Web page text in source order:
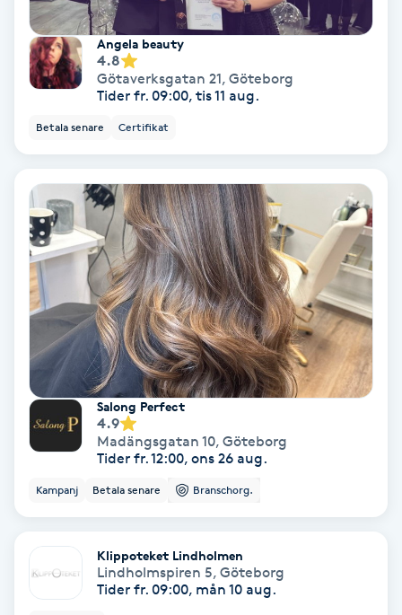
Kärlbehandling
Laserbehandling
Lashlift Keratin
LED-ljusterapi
Liktornar
LPG
LPG-behandling
LPG-massage
Luggklippning
Lymfmassage
Makeup
Angela beauty
4.8
Götaverksgatan 21, Göteborg
Tider fr. 09:00, tis 11 aug.
Betala senare Certifikat
Salong Perfect
4.9
Madängsgatan 10, Göteborg
Tider fr. 12:00, ons 26 aug.
Kampanj Betala senare Branschorg.
Klippoteket Lindholmen
Lindholmspiren 5, Göteborg
Tider fr. 09:00, mån 10 aug.